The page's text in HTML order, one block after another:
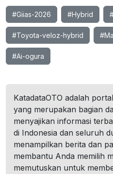
#Giias-2026 #Hybrid
#Toyota-veloz-hybrid
#Ai-ogura
KatadataOTO adalah
yang merupakan bagian
menyajikan informasi
di Indonesia dan seluruh
menampilkan berita dan
membantu Anda memilih
memutuskan untuk